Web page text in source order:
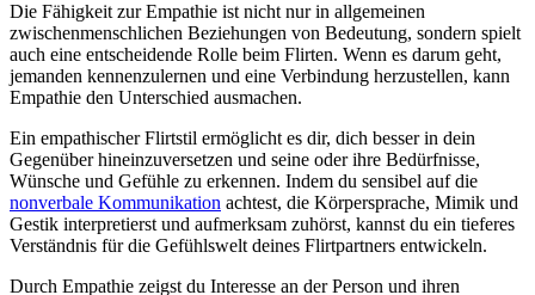
Die Fähigkeit zur Empathie ist nicht nur in allgemeinen
zwischenmenschlichen Beziehungen von Bedeutung, sondern spielt
auch eine entscheidende Rolle beim Flirten. Wenn es darum geht,
jemanden kennenzulernen und eine Verbindung herzustellen, kann
Empathie den Unterschied ausmachen.
Ein empathischer Flirtstil ermöglicht es dir, dich besser in dein
Gegenüber hineinzuversetzen und seine oder ihre Bedürfnisse,
Wünsche und Gefühle zu erkennen. Indem du sensibel auf die
nonverbale Kommunikation achtest, die Körpersprache, Mimik und
Gestik interpretierst und aufmerksam zuhörst, kannst du ein tieferes
Verständnis für die Gefühlswelt deines Flirtpartners entwickeln.
Durch Empathie zeigst du Interesse an der Person und ihren